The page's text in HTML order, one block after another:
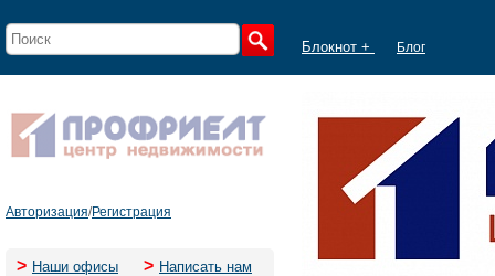
Блокнот + Блог
Авторизация/Регистрация
> Наши офисы > Написать нам